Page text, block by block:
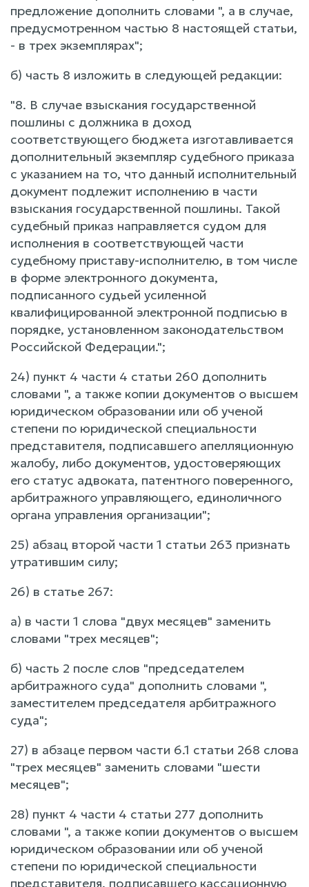
предложение дополнить словами ", а в случае,
предусмотренном частью 8 настоящей статьи,
- в трех экземплярах";
б) часть 8 изложить в следующей редакции:
"8. В случае взыскания государственной
пошлины с должника в доход
соответствующего бюджета изготавливается
дополнительный экземпляр судебного приказа
с указанием на то, что данный исполнительный
документ подлежит исполнению в части
взыскания государственной пошлины. Такой
судебный приказ направляется судом для
исполнения в соответствующей части
судебному приставу-исполнителю, в том числе
в форме электронного документа,
подписанного судьей усиленной
квалифицированной электронной подписью в
порядке, установленном законодательством
Российской Федерации.";
24) пункт 4 части 4 статьи 260 дополнить
словами ", а также копии документов о высшем
юридическом образовании или об ученой
степени по юридической специальности
представителя, подписавшего апелляционную
жалобу, либо документов, удостоверяющих
его статус адвоката, патентного поверенного,
арбитражного управляющего, единоличного
органа управления организации";
25) абзац второй части 1 статьи 263 признать
утратившим силу;
26) в статье 267:
а) в части 1 слова "двух месяцев" заменить
словами "трех месяцев";
б) часть 2 после слов "председателем
арбитражного суда" дополнить словами ",
заместителем председателя арбитражного
суда";
27) в абзаце первом части 6.1 статьи 268 слова
"трех месяцев" заменить словами "шести
месяцев";
28) пункт 4 части 4 статьи 277 дополнить
словами ", а также копии документов о высшем
юридическом образовании или об ученой
степени по юридической специальности
представителя, подписавшего кассационную